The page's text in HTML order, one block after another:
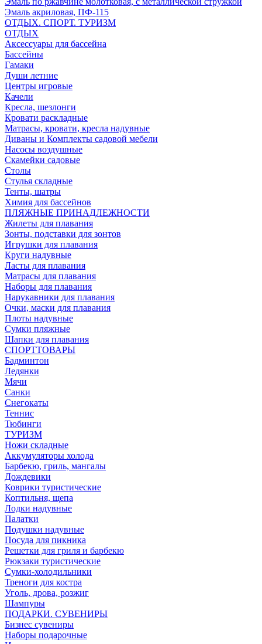
Эмаль акриловая, ПФ-115
ОТДЫХ. СПОРТ. ТУРИЗМ
ОТДЫХ
Аксессуары для бассейна
Бассейны
Гамаки
Души летние
Центры игровые
Качели
Кресла, шезлонги
Кровати раскладные
Матрасы, кровати, кресла надувные
Диваны и Комплекты садовой мебели
Насосы воздушные
Скамейки садовые
Столы
Стулья складные
Тенты, шатры
Химия для бассейнов
ПЛЯЖНЫЕ ПРИНАДЛЕЖНОСТИ
Жилеты для плавания
Зонты, подставки для зонтов
Игрушки для плавания
Круги надувные
Ласты для плавания
Матрасы для плавания
Наборы для плавания
Нарукавники для плавания
Очки, маски для плавания
Плоты надувные
Сумки пляжные
Шапки для плавания
СПОРТТОВАРЫ
Бадминтон
Ледянки
Мячи
Санки
Снегокаты
Теннис
Тюбинги
ТУРИЗМ
Ножи складные
Аккумуляторы холода
Барбекю, гриль, мангалы
Дождевики
Коврики туристические
Коптильня, щепа
Лодки надувные
Палатки
Подушки надувные
Посуда для пикника
Решетки для гриля и барбекю
Рюкзаки туристические
Сумки-холодильники
Треноги для костра
Уголь, дрова, розжиг
Шампуры
ПОДАРКИ. СУВЕНИРЫ
Бизнес сувениры
Наборы подарочные